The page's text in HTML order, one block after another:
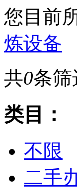
您目前
炼设备
共0条筛
类目：
不限
二手